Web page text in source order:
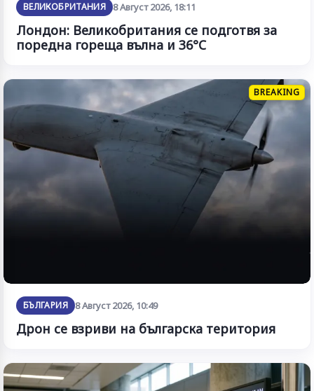
ВЕЛИКОБРИТАНИЯ 8 Август 2026, 18:11
Лондон: Великобритания се подготвя за
поредна гореща вълна и 36°C
BREAKING
БЪЛГАРИЯ 8 Август 2026, 10:49
Дрон се взриви на българска територия